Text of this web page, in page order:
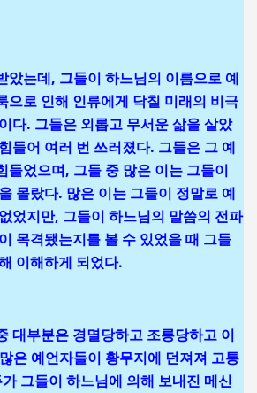
았는데, 그들이 하느님의 이름으로 예
으로 인해 인류에게 닥칠 미래의 비극
다. 그들은 외롭고 무서운 삶을 살았
들어 여러 번 쓰러졌다. 그들은 그 예
들었으며, 그들 중 많은 이는 그들이
몰랐다. 많은 이는 그들이 정말로 예
었지만, 그들이 하느님의 말씀의 전파
목격됐는지를 볼 수 있었을 때 그들
이해하게 되었다.
대부분은 경멸당하고 조롱당하고 이
은 예언자들이 황무지에 던져져 고통
그들이 하느님에 의해 보내진 메신